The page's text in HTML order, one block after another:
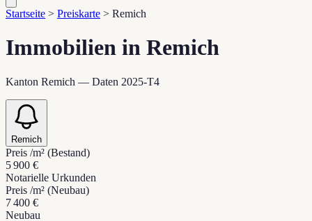
Startseite > Preiskarte > Remich
Immobilien in Remich
Kanton Remich — Daten 2025-T4
Remich
Preis /m² (Bestand)
5 900 €
Notarielle Urkunden
Preis /m² (Neubau)
7 400 €
Neubau